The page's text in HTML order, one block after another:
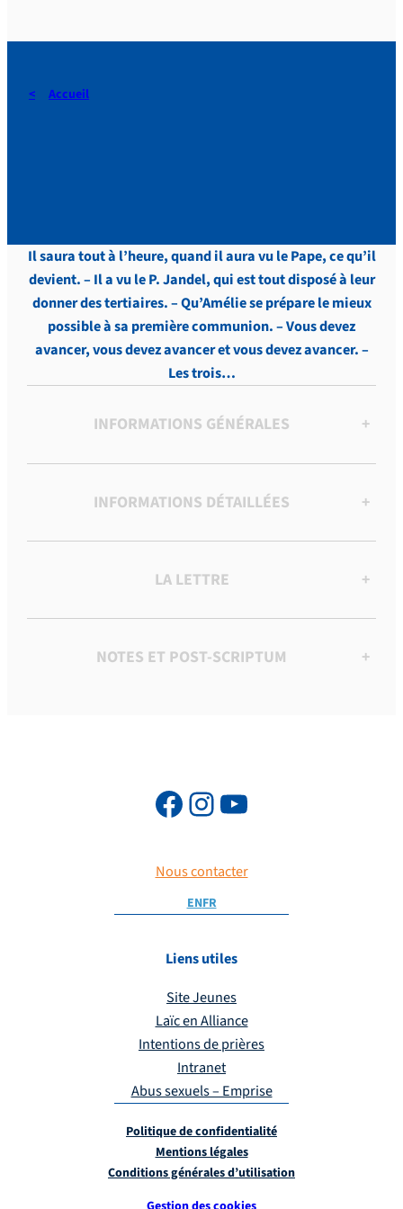
Accueil
Il saura tout à l’heure, quand il aura vu le Pape, ce qu’il
devient. – Il a vu le P. Jandel, qui est tout disposé à leur
donner des tertiaires. – Qu’Amélie se prépare le mieux
possible à sa première communion. – Vous devez
avancer, vous devez avancer et vous devez avancer. –
Les trois…
INFORMATIONS GÉNÉRALES +
INFORMATIONS DÉTAILLÉES +
LA LETTRE +
NOTES ET POST-SCRIPTUM +
Nous contacter
ENFR
Liens utiles
Site Jeunes
Laïc en Alliance
Intentions de prières
Intranet
Abus sexuels – Emprise
Politique de confidentialité
Mentions légales
Conditions générales d’utilisation